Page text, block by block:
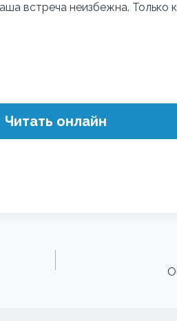
встреча неизбежна. Только
Читать онлайн